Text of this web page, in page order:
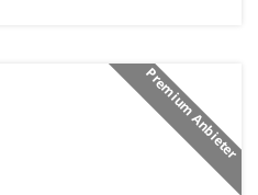
Premium Anbieter